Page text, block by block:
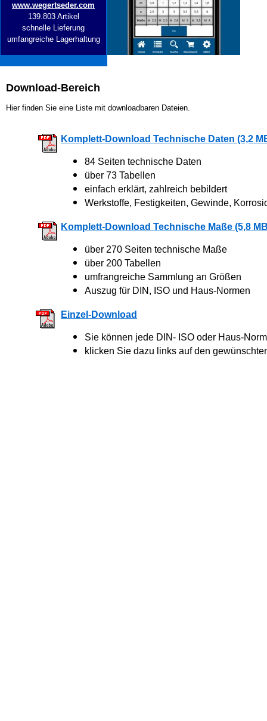
www.wegertseder.com
139.803 Artikel
schnelle Lieferung
umfangreiche Lagerhaltung
Download-Bereich
Hier finden Sie eine Liste mit downloadbaren Dateien.
Komplett-Download Technische Daten (3,2
84 Seiten technische Daten
über 73 Tabellen
einfach erklärt, zahlreich bebildert
Werkstoffe, Festigkeiten, Gewinde,
Komplett-Download Technische Maße (5,8
über 270 Seiten technische Maße
über 200 Tabellen
umfrangreiche Sammlung an Größen
Auszug für DIN, ISO und Haus-Normen
Einzel-Download
Sie können jede DIN- ISO oder Haus-
klicken Sie dazu links auf den